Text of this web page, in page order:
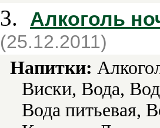
3. Алкоголь
(25.12.2011)
Напитки:
Виски, Вода,
Вода питьевая,